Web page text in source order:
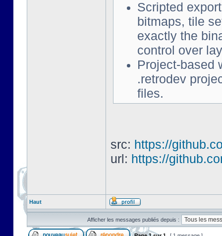
Scripted
bitmaps, tile
exactly the
control over
Project-based
.retrodev
files.
src: https://
url: https://
Haut
Afficher les messages publiés depuis :